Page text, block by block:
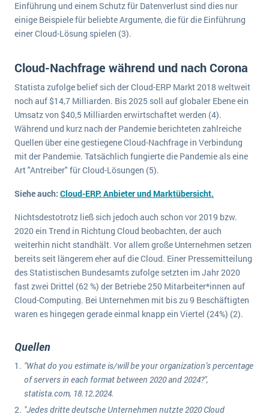
SAP übernimmt Reltio für eine bessere
Datenintegration
Die „SaaSpocalypse“: Was ist das und was bedeutet es für die Zukunft von Unternehmenssoftware?
SAP investiert mit zwei strategischen Übernahmen in Enterprise-KI
ERP-Trends in der Produktion
Einführung und einem Schutz für Datenverlust sind dies nur
einige Beispiele für beliebte Argumente, die für die Einführung
einer Cloud-Lösung spielen (3).
Cloud-Nachfrage während und nach Corona
Statista zufolge belief sich der Cloud-ERP Markt 2018 weltweit
noch auf $14,7 Milliarden. Bis 2025 soll auf globaler Ebene ein
Umsatz von $40,5 Milliarden erwirtschaftet werden (4).
Während und kurz nach der Pandemie berichteten zahlreiche
Quellen über eine gestiegene Cloud-Nachfrage in Verbindung
mit der Pandemie. Tatsächlich fungierte die Pandemie als eine
Art "Antreiber" für Cloud-Lösungen (5).
Siehe auch: Cloud-ERP: Anbieter und Marktübersicht.
Nichtsdestotrotz ließ sich jedoch auch schon vor 2019 bzw.
2020 ein Trend in Richtung Cloud beobachten, der auch
weiterhin nicht standhält. Vor allem große Unternehmen setzen
bereits seit längerem eher auf die Cloud. Einer Pressemitteilung
des Statistischen Bundesamts zufolge setzten im Jahr 2020
fast zwei Drittel (62 %) der Betriebe 250 Mitarbeiter*innen auf
Cloud-Computing. Bei Unternehmen mit bis zu 9 Beschäftigten
waren es hingegen gerade einmal knapp ein Viertel (24%) (2).
Quellen
"What do you estimate is/will be your organization’s percentage
of servers in each format between 2020 and 2024?",
statista.com, 18.12.2024.
"Jedes dritte deutsche Unternehmen nutzte 2020 Cloud